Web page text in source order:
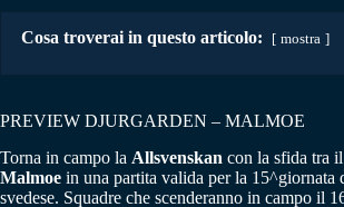
Cosa troverai in questo articolo: mostra
PREVIEW DJURGARDEN – MALMOE
Torna in campo la Allsvenskan con la sfida tra il
Malmoe in una partita valida per la 15^giornata
svedese. Squadre che scenderanno in campo il